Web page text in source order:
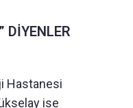
DİYENLER
Hastanesi
ise